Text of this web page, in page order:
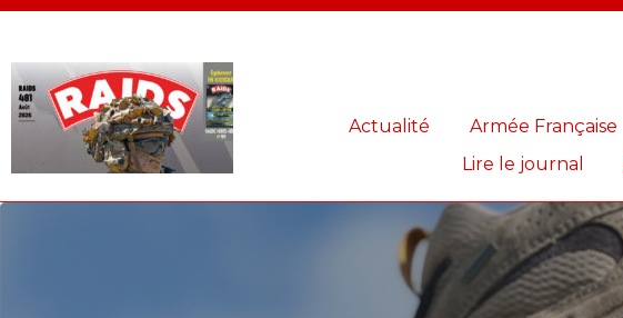
Actualité Armée Française
Lire le journal
Panneau de gestion des cookies